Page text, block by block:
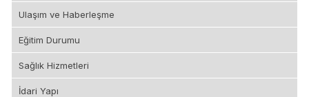
Ulaşım ve Haberleşme
Eğitim Durumu
Sağlık Hizmetleri
İdari Yapı